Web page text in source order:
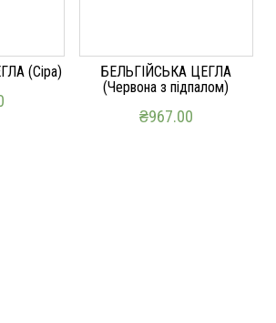
(Сіра)
БЕЛЬГІЙСЬКА ЦЕГЛА
(Червона з підпалом)
₴967.00